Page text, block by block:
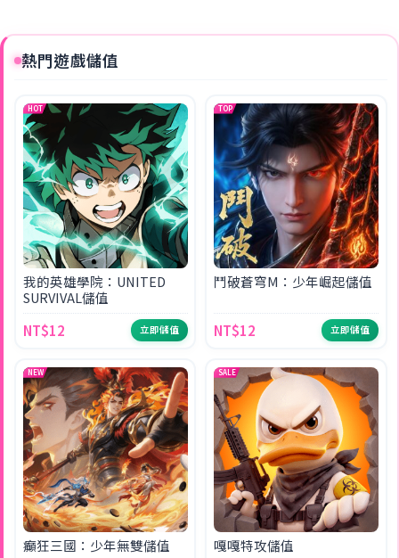
熱門遊戲儲值
HOT
我的英雄學院：UNITED
SURVIVAL儲值
NT$12
立即儲值
TOP
鬥破蒼穹M：少年崛起儲值
NT$12 立即儲值
NEW
癲狂三國：少年無雙儲值
SALE
嘎嘎特攻儲值